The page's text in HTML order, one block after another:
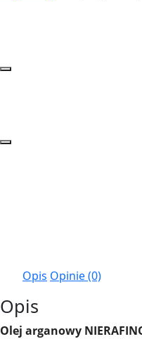
Opis Opinie (0)
Opis
Olej arganowy